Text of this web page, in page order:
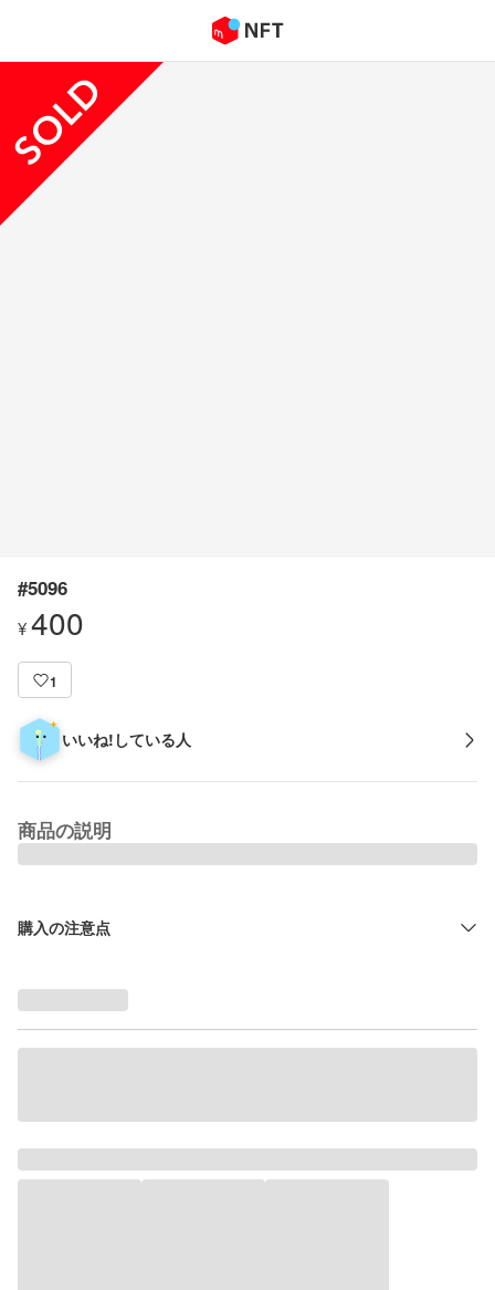
#5096
¥400
1
いいね!している人
商品の説明
購入の注意点